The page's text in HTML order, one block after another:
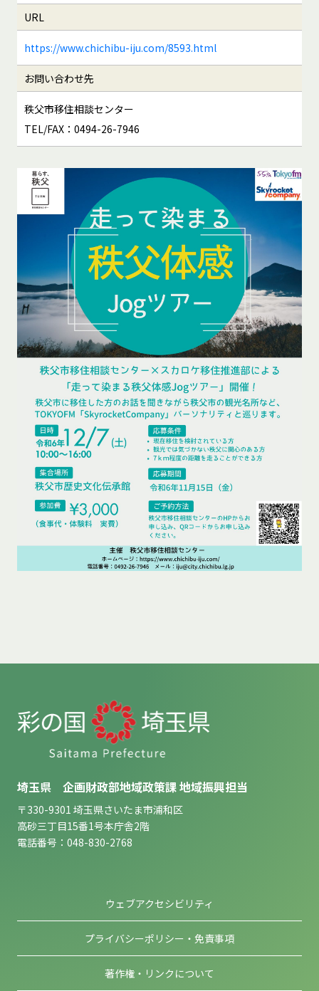
URL
https://www.chichibu-iju.com/8593.html
お問い合わせ先
秩父市移住相談センター
TEL/FAX：0494-26-7946
埼玉県 企画財政部地域政策課 地域振興担当
〒330-9301 埼玉県さいたま市浦和区
高砂三丁目15番1号本庁舎2階
電話番号：048-830-2768
ウェブアクセシビリティ
プライバシーポリシー・免責事項
著作権・リンクについて